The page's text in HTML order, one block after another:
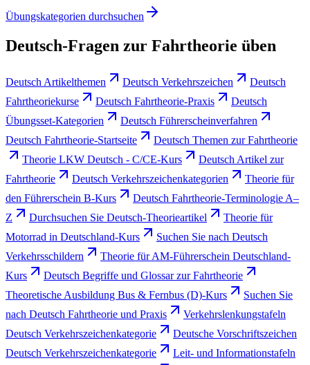
Übungskategorien durchsuchen
Deutsch-Fragen zur Fahrtheorie üben
Deutsch Artikelthemen Deutsch Verkehrszeichen
Deutsch
Fahrtheoriekurse
Deutsch Fahrtheorie-Praxis
Deutsch
Übungsset-Kategorien
Deutsch Führerscheinverfahren
Deutsch Fahrtheorie-Startseite
Deutsch Themen zur Fahrtheorie
Theorie LKW Deutsch - C/CE-Kurs
Deutsch Artikel zur
Fahrtheorie
Deutsch Verkehrszeichenkategorien
Theorie für
den Führerschein B-Kurs
Deutsch Fahrtheorie-Terminologie A–
Z
Durchsuchen Sie Deutsch-Theorieartikel
Theorie für
Motorrad in Deutschland-Kurs
Suchen Sie nach Deutsch
Verkehrsschildern
Theorie für AM-Führerschein Deutschland-
Kurs
Deutsch Begriffe und Glossar zur Fahrtheorie
Theoretische Ausbildung Bus & Fernbus (D)-Kurs
Suchen Sie
nach Deutsch Fahrtheorie und Praxis
Verkehrslenkungstafeln
Deutsch Verkehrszeichenkategorie
Deutsche Vorschriftszeichen
Deutsch Verkehrszeichenkategorie
Leit- und Informationstafeln